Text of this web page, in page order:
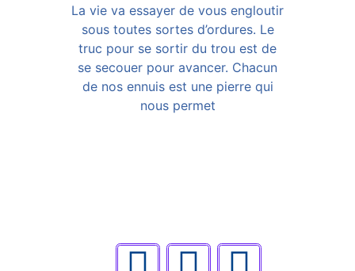
La vie va essayer de vous engloutir
sous toutes sortes d’ordures. Le
truc pour se sortir du trou est de
se secouer pour avancer. Chacun
de nos ennuis est une pierre qui
nous permet